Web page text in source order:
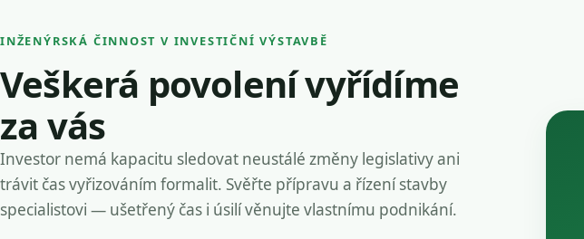
INŽENÝRSKÁ ČINNOST V INVESTIČNÍ VÝSTAVBĚ
Veškerá povolení vyřídíme
za vás
Investor nemá kapacitu sledovat neustálé změny legislativy ani
trávit čas vyřizováním formalit. Svěřte přípravu a řízení stavby
specialistovi — ušetřený čas i úsilí věnujte vlastnímu podnikání.